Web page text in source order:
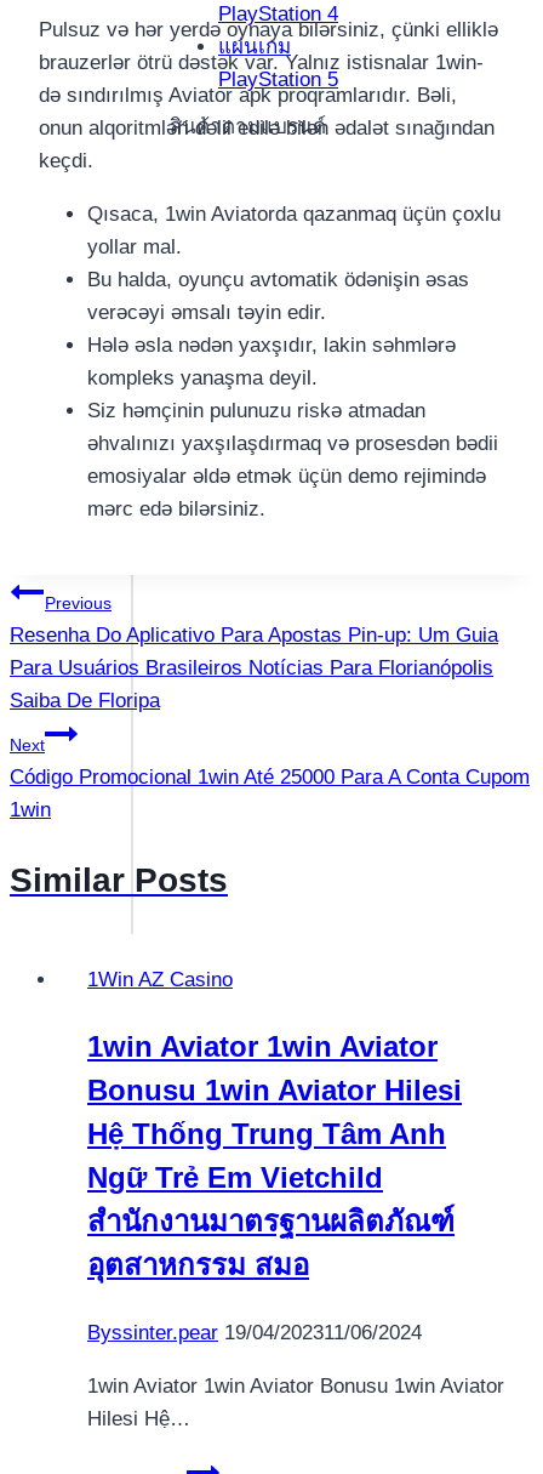
PlayStation 4
แผ่นเกม
PlayStation 5
สินค้าตามแบรนด์
Pulsuz və hər yerdə oynaya bilərsiniz, çünki elliklə
brauzerlər ötrü dəstək var. Yalnız istisnalar 1win-
də sındırılmış Aviator apk proqramlarıdır. Bəli,
onun alqoritmləri dəlil edilə bilən ədalət sınağından
keçdi.
Qısaca, 1win Aviatorda qazanmaq üçün çoxlu
yollar mal.
Bu halda, oyunçu avtomatik ödənişin əsas
verəcəyi əmsalı təyin edir.
Hələ əsla nədən yaxşıdır, lakin səhmlərə
kompleks yanaşma deyil.
Siz həmçinin pulunuzu riskə atmadan
əhvalınızı yaxşılaşdırmaq və prosesdən bədii
emosiyalar əldə etmək üçün demo rejimində
mərc edə bilərsiniz.
แนะแนว
เรื่อง
Previous
Resenha Do Aplicativo Para Apostas Pin-up: Um Guia
Para Usuários Brasileiros Notícias Para Florianópolis
Saiba De Floripa
Next
Código Promocional 1win Até 25000 Para A Conta Cupom
1win
Similar Posts
1Win AZ Casino
1win Aviator 1win Aviator
Bonusu 1win Aviator Hilesi
Hệ Thống Trung Tâm Anh
Ngữ Trẻ Em Vietchild
สำนักงานมาตรฐานผลิตภัณฑ์
อุตสาหกรรม สมอ
Byssinter.pear 19/04/202311/06/2024
1win Aviator 1win Aviator Bonusu 1win Aviator
Hilesi Hệ…